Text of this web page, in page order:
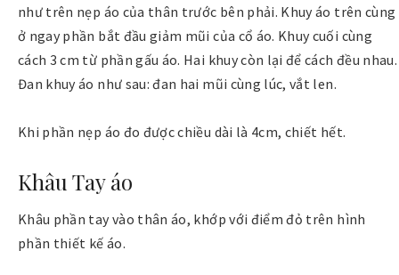
như trên nẹp áo của thân trước bên phải. Khuy áo trên cùng
ở ngay phần bắt đầu giảm mũi của cổ áo. Khuy cuối cùng
cách 3 cm từ phần gấu áo. Hai khuy còn lại để cách đều nhau.
Đan khuy áo như sau: đan hai mũi cùng lúc, vắt len.
Khi phần nẹp áo đo được chiều dài là 4cm, chiết hết.
Khâu Tay áo
Khâu phần tay vào thân áo, khớp với điểm đỏ trên hình
phần thiết kế áo.